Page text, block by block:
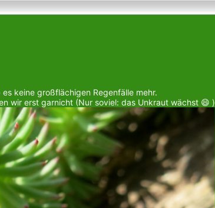
keine großflächigen Regenfälle mehr.
wir erst garnicht (Nur soviel: das Unkraut wächst 😄 )